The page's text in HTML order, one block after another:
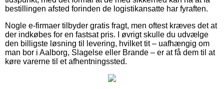
bestillingen afsted forinden de logistikansatte har fyraften.
Nogle e-firmaer tilbyder gratis fragt, men oftest kræves det at
der indkøbes for en fastsat pris. I øvrigt skulle du udvælge
den billigste løsning til levering, hvilket tit – uafhængig om
man bor i Aalborg, Slagelse eller Brande – er at få dem til at
køre varerne til et afhentningssted.